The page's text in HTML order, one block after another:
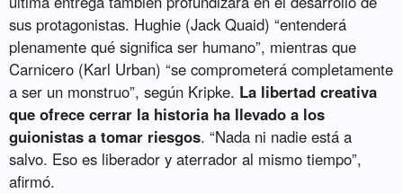
sus protagonistas. Hughie (Jack Quaid) “entenderá
plenamente qué significa ser humano”, mientras que
Carnicero (Karl Urban) “se comprometerá completamente
a ser un monstruo”, según Kripke. La libertad creativa
que ofrece cerrar la historia ha llevado a los
guionistas a tomar riesgos. “Nada ni nadie está a
salvo. Eso es liberador y aterrador al mismo tiempo”,
afirmó.